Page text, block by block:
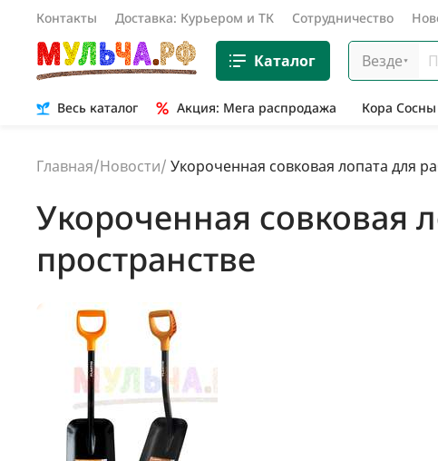
Контакты Доставка: Курьером и ТК Сотрудничество
Каталог Везде
Весь каталог Акция: Мега распродажа Кора Сосны
Главная/Новости/ Укороченная совковая лопата для
Укороченная совковая
пространстве